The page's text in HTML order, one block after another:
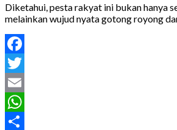
Diketahui, pesta rakyat ini bukan hanya
melainkan wujud nyata gotong royong
Facebook
Twitter
Email
WhatsApp